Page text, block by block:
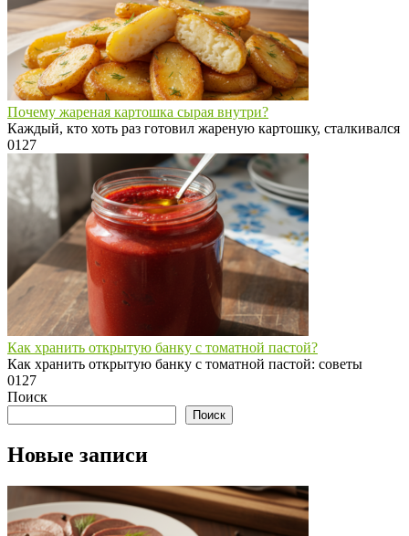
Почему жареная картошка сырая внутри?
Каждый, кто хоть раз готовил жареную картошку, сталкивался
0127
Как хранить открытую банку с томатной пастой?
Как хранить открытую банку с томатной пастой: советы
0127
Поиск
Поиск
Новые записи